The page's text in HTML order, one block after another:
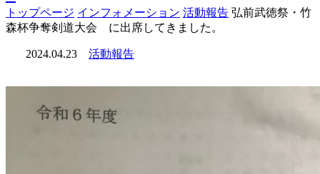
トップページ インフォメーション 活動報告 弘前武徳祭・竹
森杯争奪剣道大会 に出席してきました。
2024.04.23 活動報告